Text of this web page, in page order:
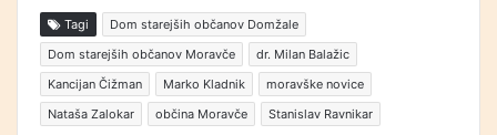
Tagi
Dom starejših občanov Domžale
Dom starejših občanov Moravče
dr. Milan Balažic
Kancijan Čižman
Marko Kladnik
moravške novice
Nataša Zalokar
občina Moravče Stanislav Ravnikar